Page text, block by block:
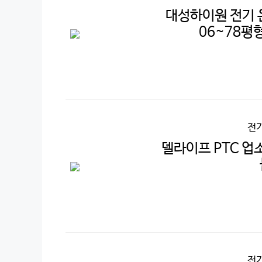
대성하이원 전기
06~78평
전
델라이프 PTC